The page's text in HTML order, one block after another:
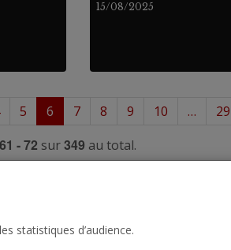
15/08/2025
5 6 7 8 9 10 … 29
61 - 72 sur349 au total.
statistiques d’audience.